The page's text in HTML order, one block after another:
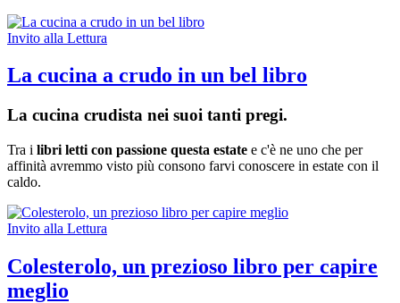
Invito alla Lettura
La cucina a crudo in un bel libro
La cucina crudista nei suoi tanti pregi.
Tra i libri letti con passione questa estate e c'è ne uno che per
affinità avremmo visto più consono farvi conoscere in estate con il
caldo.
Invito alla Lettura
Colesterolo, un prezioso libro per capire
meglio